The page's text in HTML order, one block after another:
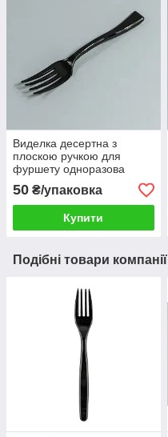
Виделка десертна з
плоскою ручкою для
фуршету одноразова
склопластик 100 мм чорна
упаковка 20 шт
50 ₴/упаковка
Купити
Подібні товари компанії